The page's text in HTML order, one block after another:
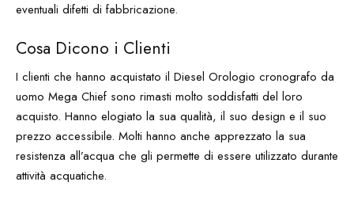
eventuali difetti di fabbricazione.
Cosa Dicono i Clienti
I clienti che hanno acquistato il Diesel Orologio cronografo da
uomo Mega Chief sono rimasti molto soddisfatti del loro
acquisto. Hanno elogiato la sua qualità, il suo design e il suo
prezzo accessibile. Molti hanno anche apprezzato la sua
resistenza all’acqua che gli permette di essere utilizzato durante
attività acquatiche.